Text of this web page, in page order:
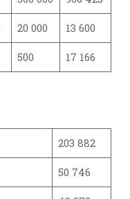
20 000 13 600
500 17 166
203 882
50 746